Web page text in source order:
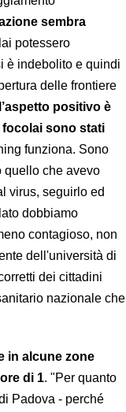
sembra
potessero
è indebolito e quindi
delle frontiere
l’aspetto positivo è
sono stati
funziona. Sono
quello che avevo
virus, seguirlo ed
dobbiamo
contagioso, non
dell'università di
dei cittadini
nazionale che
in alcune zone
di 1. "Per quanto
Padova - perché